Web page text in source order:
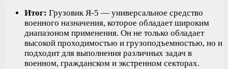
Итог: Грузовик Я-5 — универсальное средство
военного назначения, которое обладает широким
диапазоном применения. Он не только обладает
высокой проходимостью и грузоподъемностью, но и
подходит для выполнения различных задач в
военном, гражданском и экстренном секторах.